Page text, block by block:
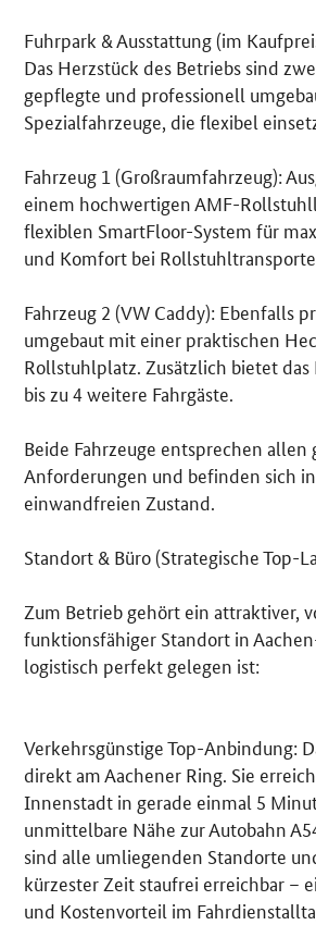
Fuhrpark & Ausstattung (im
Das Herzstück des Betriebs sind
gepflegte und professionell
Spezialfahrzeuge, die flexibel
Fahrzeug 1 (Großraumfahrzeug):
einem hochwertigen AMF-
flexiblen SmartFloor-System für
und Komfort bei
Fahrzeug 2 (VW Caddy): Ebenfalls
umgebaut mit einer praktischen
Rollstuhlplatz. Zusätzlich bietet das
bis zu 4 weitere Fahrgäste.
Beide Fahrzeuge entsprechen allen
Anforderungen und befinden sich
einwandfreien Zustand.
Standort & Büro (Strategische Top-
Zum Betrieb gehört ein attraktiver,
funktionsfähiger Standort in
logistisch perfekt gelegen ist:
Verkehrsgünstige Top-Anbindung:
direkt am Aachener Ring. Sie
Innenstadt in gerade einmal 5
unmittelbare Nähe zur Autobahn
sind alle umliegenden Standorte
kürzester Zeit staufrei erreichbar –
und Kostenvorteil im